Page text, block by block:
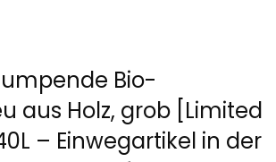
Bio-
aus Holz, grob [Limited
– Einwegartikel in der